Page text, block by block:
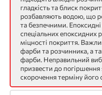
гладкість та блиск
розбавляють водою, що
та безпечними.
спеціальних епоксидних
міцності покриття.
фарби та розчинника, а
фарби. Неправильний
призвести до погіршення
скорочення терміну його